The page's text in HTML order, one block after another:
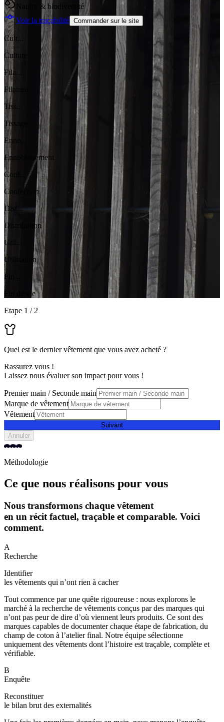
Nature & biodiversité
Voir la traçabilité Commander sur le site
Cult...
Culture
Fila...
Filature
Tiss...
Tissage
Enno...
Ennoblissement
Conf...
Confection
Dist...
Distribution
Util...
Utilisation
Fin ...
Fin de vie
Etape 1 / 2
Quel est le dernier vêtement que vous avez acheté ?
Rassurez vous !
Laissez nous évaluer son impact pour vous !
Premier main / Seconde main
Marque de vêtement
Vêtement
Suivant
Annuler
Méthodologie
Ce que nous réalisons pour vous
Nous transformons chaque vêtement
en un récit factuel, traçable et comparable. Voici
comment.
A
Recherche
Identifier
les vêtements qui n’ont rien à cacher
Tout commence par une quête rigoureuse : nous explorons le
marché à la recherche de vêtements conçus par des marques qui
n’ont pas peur de dire d’où viennent leurs produits. Ce sont des
marques capables de documenter chaque étape de fabrication, du
champ de coton à l’atelier final. Notre équipe sélectionne
uniquement des vêtements dont l’histoire est traçable, complète et
vérifiable.
B
Enquête
Reconstituer
le bilan brut des externalités